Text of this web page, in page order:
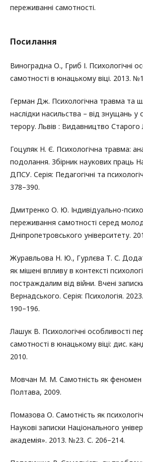
переживанні самотності.
Посилання
Виноградна О., Гриб І. Психологічні
самотності в юнацькому віці. 2013.
Герман Дж. Психологічна травма та
наслідки насильства – від знущань у
терору. Львів : Видавництво Старого
Гоцуляк Н. Є. Психологічна травма:
подолання. Збірник наукових праць
ДПСУ. Серія: Педагогічні та
378–390.
Дмитренко О. Ю. Індивідуально-
переживання самотності серед
Дніпропетровського університету.
Журавльова Н. Ю., Гурлєва Т. С.
як мішені впливу в контексті
постраждалим від війни. Вчені
Вернадського. Серія: Психологія.
190–196.
Лашук В. Психологічні особливості
самотності в юнацькому віці: дис.
2010.
Мовчан М. М. Самотність як феномен
Полтава, 2009.
Помазова О. Самотність як
Наукові записки Національного
академія». 2013. №23. С. 206–214.